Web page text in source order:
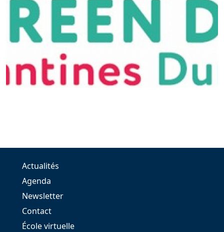
Actualités
Agenda
Newsletter
Contact
École virtuelle